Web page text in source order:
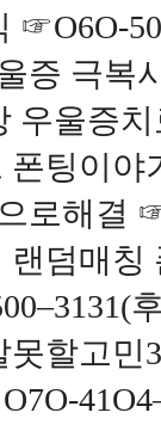
☞O6O-
증 극복
우울증
폰팅이
로해결
랜덤매칭
못할고